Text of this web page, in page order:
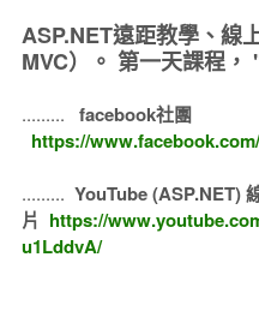
ASP.NET遠距教學、線
MVC）。 第一天課程，
.........
facebook社團
https://
......... YouTube (ASP.NET)
片 https://
u1LddvA/